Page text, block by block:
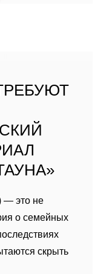
— это не
о семейных
скрыть